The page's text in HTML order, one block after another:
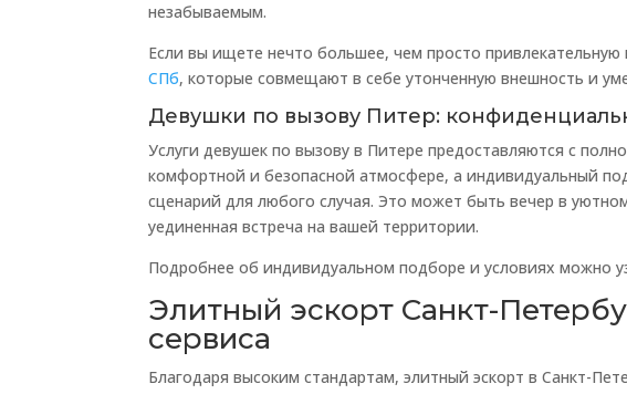
незабываемым.
Если вы ищете нечто большее, чем просто
СПб, которые совмещают в себе утонченную внешность и
Девушки по вызову Питер:
Услуги девушек по вызову в Питере предоставляются с
комфортной и безопасной атмосфере, а индивидуальный
сценарий для любого случая. Это может быть вечер в
уединенная встреча на вашей территории.
Подробнее об индивидуальном подборе и условиях можно
Элитный эскорт Санкт-
сервиса
Благодаря высоким стандартам, элитный эскорт в Санкт-